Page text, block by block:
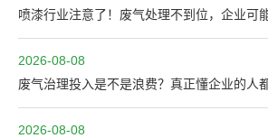
喷漆行业注意了！废气处理不到位，企业可
2026-08-08
废气治理投入是不是浪费？真正懂企业的人
2026-08-08